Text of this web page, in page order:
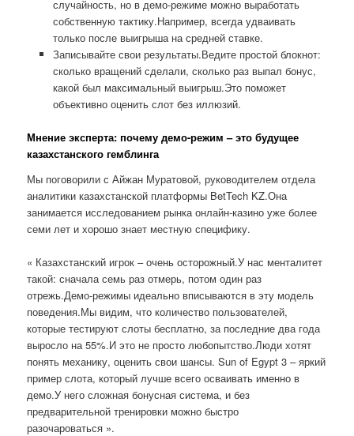
случайность, но в демо-режиме можно выработать
собственную тактику.Например, всегда удваивать
только после выигрыша на средней ставке.
Записывайте свои результаты.Ведите простой блокнот:
сколько вращений сделали, сколько раз выпал бонус,
какой был максимальный выигрыш.Это поможет
объективно оценить слот без иллюзий.
Мнение эксперта: почему демо-режим – это будущее
казахстанского гемблинга
Мы поговорили с Айжан Муратовой, руководителем отдела
аналитики казахстанской платформы BetTech KZ.Она
занимается исследованием рынка онлайн-казино уже более
семи лет и хорошо знает местную специфику.
« Казахстанский игрок – очень осторожный.У нас менталитет
такой: сначала семь раз отмерь, потом один раз
отрежь.Демо-режимы идеально вписываются в эту модель
поведения.Мы видим, что количество пользователей,
которые тестируют слоты бесплатно, за последние два года
выросло на 55%.И это не просто любопытство.Люди хотят
понять механику, оценить свои шансы. Sun of Egypt 3 – яркий
пример слота, который лучше всего осваивать именно в
демо.У него сложная бонусная система, и без
предварительной тренировки можно быстро
разочароваться ».